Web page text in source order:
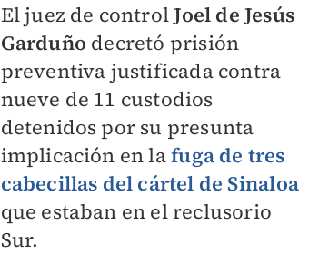
El juez de controlJoel de Jesús
Garduño decretó prisión
preventiva justificada contra
nueve de 11 custodios
detenidos por su presunta
implicación en lafuga de tres
cabecillas del cártel de Sinaloa
que estaban en el reclusorio
Sur.